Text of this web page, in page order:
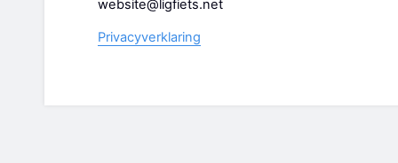
website@ligfiets.net
Privacyverklaring